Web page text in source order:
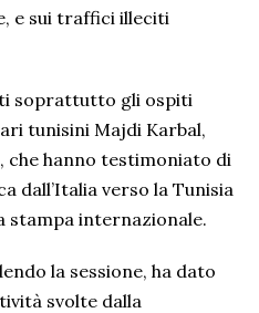
e sui traffici illeciti
soprattutto gli ospiti
tunisini Majdi Karbal,
che hanno testimoniato di
dall’Italia verso la Tunisia
stampa internazionale.
la sessione, ha dato
svolte dalla